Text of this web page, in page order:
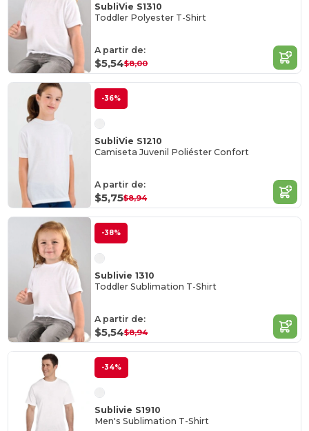
SubliVie S1310
Toddler Polyester T-Shirt
A partir de:
$5,54$8,00
-36%
SubliVie S1210
Camiseta Juvenil Poliéster Confort
A partir de:
$5,75$8,94
-38%
Sublivie 1310
Toddler Sublimation T-Shirt
A partir de:
$5,54$8,94
-34%
Sublivie S1910
Men's Sublimation T-Shirt